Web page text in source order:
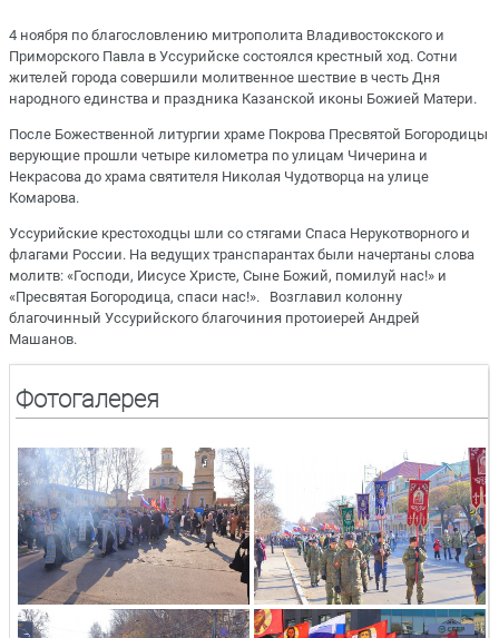
4 ноября по благословлению митрополита Владивостокского и
Приморского Павла в Уссурийске состоялся крестный ход. Сотни
жителей города совершили молитвенное шествие в честь Дня
народного единства и праздника Казанской иконы Божией Матери.
После Божественной литургии храме Покрова Пресвятой Богородицы
верующие прошли четыре километра по улицам Чичерина и
Некрасова до храма святителя Николая Чудотворца на улице
Комарова.
Уссурийские крестоходцы шли со стягами Спаса Нерукотворного и
флагами России. На ведущих транспарантах были начертаны слова
молитв: «Господи, Иисусе Христе, Сыне Божий, помилуй нас!» и
«Пресвятая Богородица, спаси нас!». Возглавил колонну
благочинный Уссурийского благочиния протоиерей Андрей
Машанов.
Фотогалерея